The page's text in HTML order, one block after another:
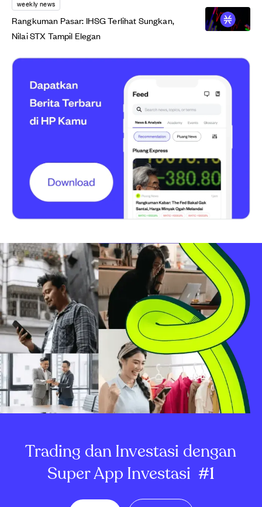
weekly news
Rangkuman Pasar: IHSG Terlihat Sungkan,
Nilai STX Tampil Elegan
Trading dan Investasi dengan
Super App Investasi #1